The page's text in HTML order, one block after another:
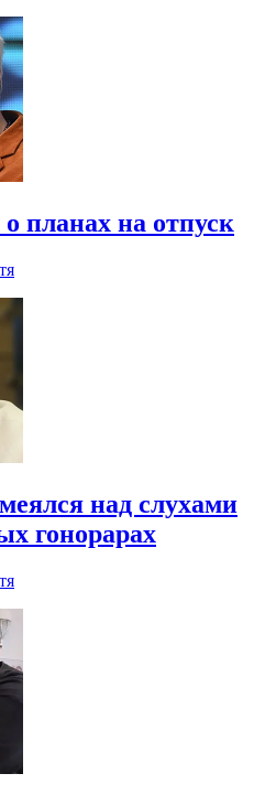
планах на отпуск
над слухами
гонорарах